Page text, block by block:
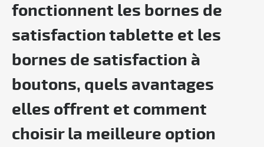
fonctionnent les bornes de
satisfaction tablette et les
bornes de satisfaction à
boutons, quels avantages
elles offrent et comment
choisir la meilleure option